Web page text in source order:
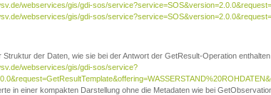
webservices/gis/gdi-sos/
webservices/gis/gdi-sos/
Struktur der Daten, wie sie bei der Antwort der GetResult-Operation
webservices/gis/gdi-sos/service?
in einer kompakten Darstellung ohne die Metadaten wie bei